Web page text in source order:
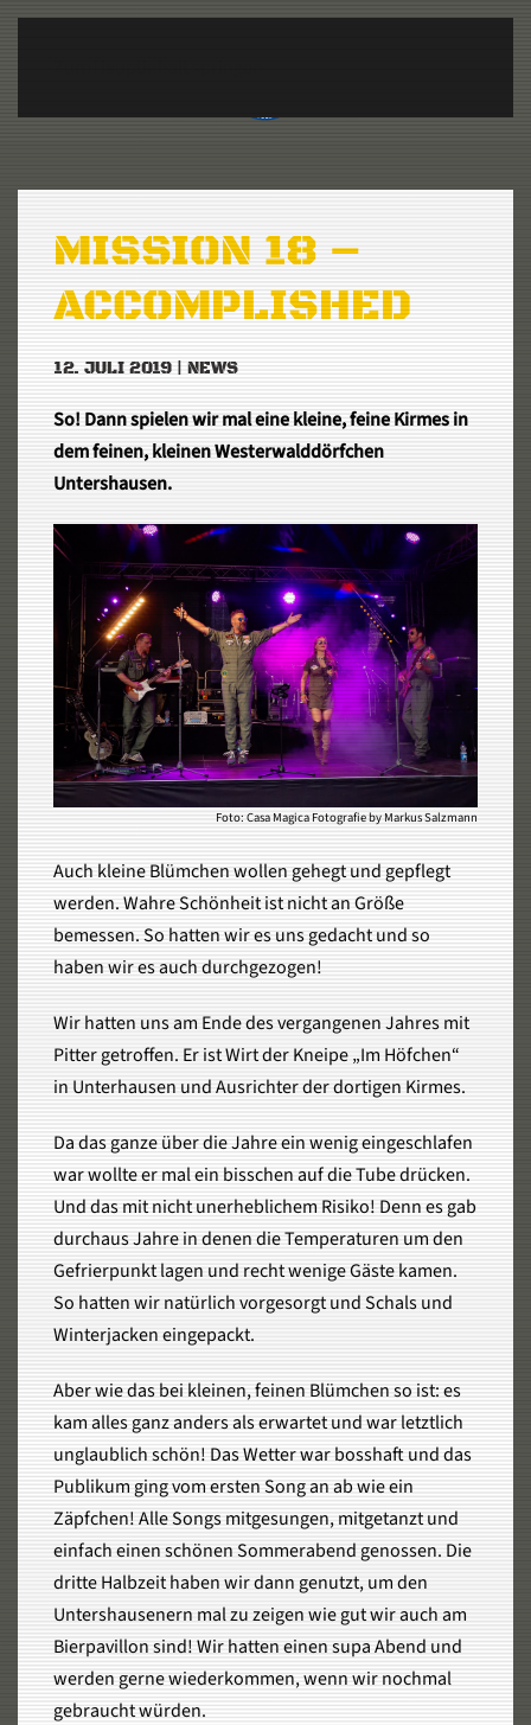
MISSION 18 –
ACCOMPLISHED
12. JULI 2019|NEWS
So! Dann spielen wir mal eine kleine, feine Kirmes in
dem feinen, kleinen Westerwalddörfchen
Untershausen.
Foto: Casa Magica Fotografie by Markus Salzmann
Auch kleine Blümchen wollen gehegt und gepflegt
werden. Wahre Schönheit ist nicht an Größe
bemessen. So hatten wir es uns gedacht und so
haben wir es auch durchgezogen!
Wir hatten uns am Ende des vergangenen Jahres mit
Pitter getroffen. Er ist Wirt der Kneipe „Im Höfchen“
in Unterhausen und Ausrichter der dortigen Kirmes.
Da das ganze über die Jahre ein wenig eingeschlafen
war wollte er mal ein bisschen auf die Tube drücken.
Und das mit nicht unerheblichem Risiko! Denn es gab
durchaus Jahre in denen die Temperaturen um den
Gefrierpunkt lagen und recht wenige Gäste kamen.
So hatten wir natürlich vorgesorgt und Schals und
Winterjacken eingepackt.
Aber wie das bei kleinen, feinen Blümchen so ist: es
kam alles ganz anders als erwartet und war letztlich
unglaublich schön! Das Wetter war bosshaft und das
Publikum ging vom ersten Song an ab wie ein
Zäpfchen! Alle Songs mitgesungen, mitgetanzt und
einfach einen schönen Sommerabend genossen. Die
dritte Halbzeit haben wir dann genutzt, um den
Untershausenern mal zu zeigen wie gut wir auch am
Bierpavillon sind! Wir hatten einen supa Abend und
werden gerne wiederkommen, wenn wir nochmal
gebraucht würden.